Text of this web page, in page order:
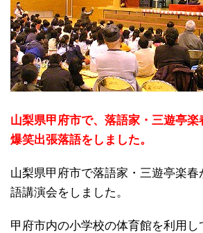
山梨県甲府市で、落語家・三遊亭
爆笑出張落語をしました。
山梨県甲府市で落語家・三遊亭楽春
語講演会をしました。
甲府市内の小学校の体育館を利用し